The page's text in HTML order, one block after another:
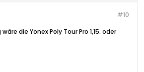
#10
die Yonex Poly Tour Pro 1,15. oder